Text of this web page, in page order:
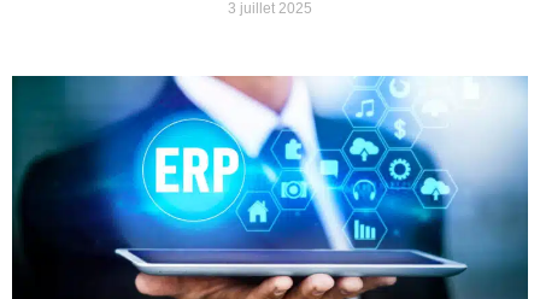
3 juillet 2025